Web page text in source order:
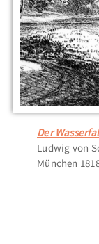
Der
Ludwig von
München